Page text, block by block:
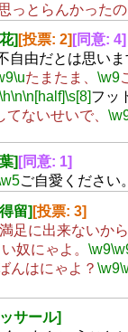
っとらんかったの
] [投票: 2] [同意: 4]
自由だとは思い
\uたまたま、 \w9
\n\n[half]\s[8]フッ
てないせいで、
] [同意: 1]
ご自愛ください。
留] [投票: 3]
足に出来ないか
奴にゃよ。 \w9
んはにゃよ？ \w9
サール]